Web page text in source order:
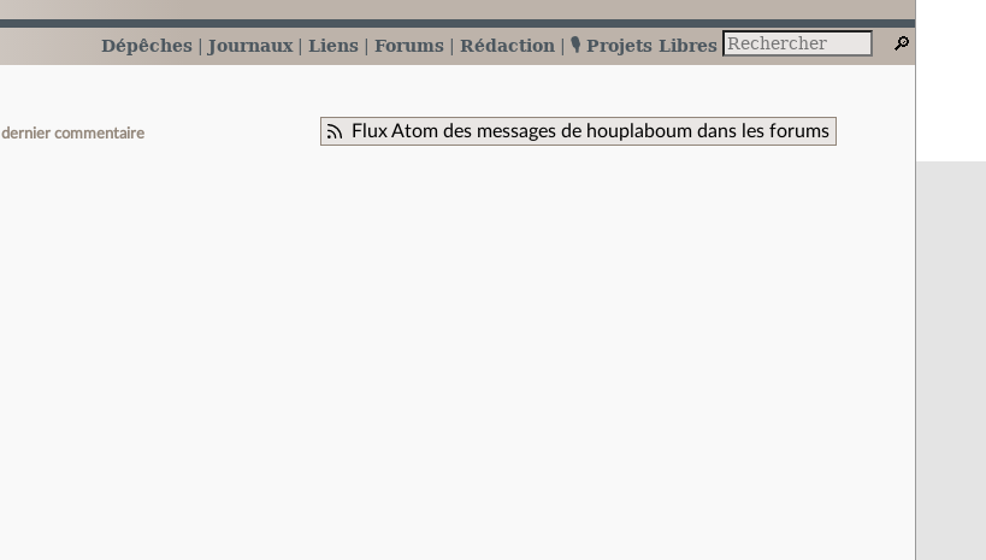
Dépêches Journaux Liens Forums Rédaction 🎙️ Projets Libres
Flux Atom des messages de houplaboum dans les forums
dernier commentaire